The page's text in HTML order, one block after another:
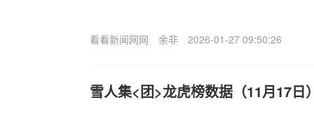
看看新闻网网 余非 2026-01-27 09:50:26
雪人集<团>龙虎榜数据（11月17日